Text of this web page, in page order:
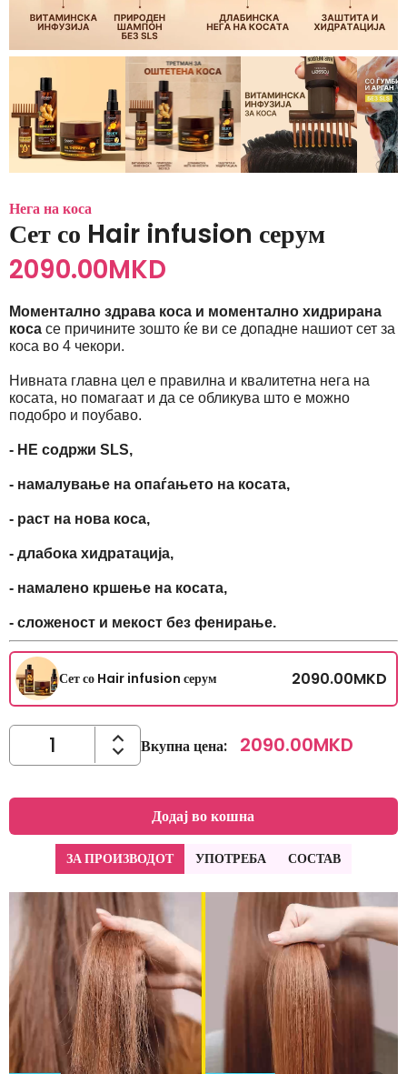
Нега на коса
Сет со Hair infusion серум
2090.00MKD
Моментално здрава коса и моментално хидрирана
коса се причините зошто ќе ви се допадне нашиот сет за
коса во 4 чекори.
Нивната главна цел е правилна и квалитетна нега на
косата, но помагаат и да се обликува што е можно
подобро и поубаво.
- НЕ содржи SLS,
- намалување на опаѓањето на косата,
- раст на нова коса,
- длабока хидратација,
- намалено кршење на косата,
- сложеност и мекост без фенирање.
Сет со Hair infusion серум 2090.00MKD
Вкупна цена: 2090.00MKD
Додај во кошна
ЗА ПРОИЗВОДОТ УПОТРЕБА СОСТАВ